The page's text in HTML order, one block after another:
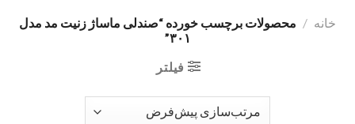
خانه / محصولات برچسب خورده “صندلی ماساژ زنیت مد مدل
۳۰۱”
فیلتر